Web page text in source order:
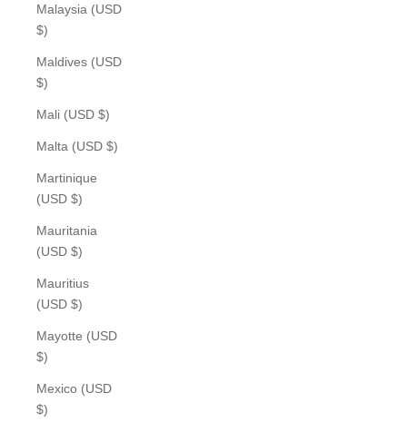
Malaysia (USD
$)
Maldives (USD
$)
Mali (USD $)
Malta (USD $)
Martinique
(USD $)
Mauritania
(USD $)
Mauritius
(USD $)
Mayotte (USD
$)
Mexico (USD
$)